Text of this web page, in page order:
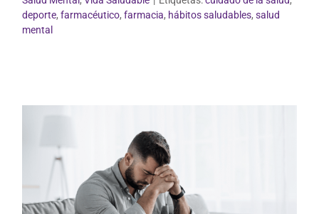
deporte, farmacéutico, farmacia, hábitos saludables, salud
mental